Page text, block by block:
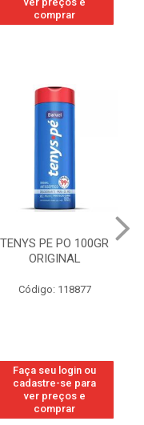
comprar
TENYS PE PO 100GR
ORIGINAL
Código: 118877
Faça seu login ou
cadastre-se para
ver preços e
comprar